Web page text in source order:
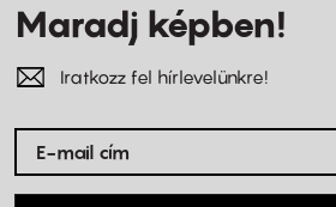
Maradj képben!
Iratkozz fel hírlevelünkre!